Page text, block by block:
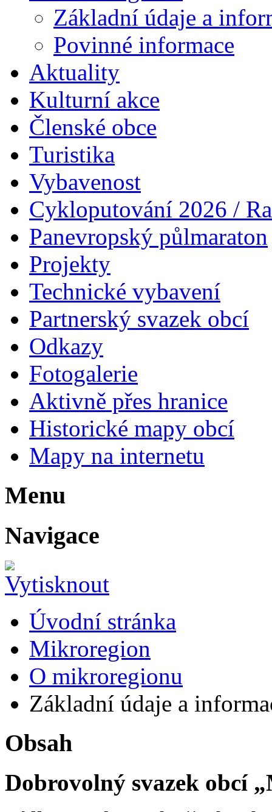
Základní údaje a
Povinné informace
Aktuality
Kulturní akce
Členské obce
Turistika
Vybavenost
Cykloputování 2026 /
Panevropský půlmaraton
Projekty
Technické vybavení
Partnerský svazek obcí
Odkazy
Fotogalerie
Aktivně přes hranice
Historické mapy obcí
Mapy na internetu
Menu
Navigace
Úvodní stránka
Mikroregion
O mikroregionu
Základní údaje a
Obsah
Dobrovolný svazek obcí